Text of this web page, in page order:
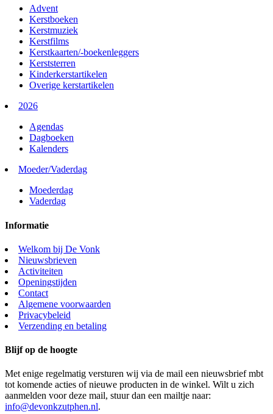
Advent
Kerstboeken
Kerstmuziek
Kerstfilms
Kerstkaarten/-boekenleggers
Kerststerren
Kinderkerstartikelen
Overige kerstartikelen
2026
Agendas
Dagboeken
Kalenders
Moeder/Vaderdag
Moederdag
Vaderdag
Informatie
Welkom bij De Vonk
Nieuwsbrieven
Activiteiten
Openingstijden
Contact
Algemene voorwaarden
Privacybeleid
Verzending en betaling
Blijf op de hoogte
Met enige regelmatig versturen wij via de mail een nieuwsbrief mbt
tot komende acties of nieuwe producten in de winkel. Wilt u zich
aanmelden voor deze mail, stuur dan een mailtje naar:
info@devonkzutphen.nl.